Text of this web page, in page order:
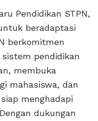
Pendidikan STPN,
beradaptasi
berkomitmen
pendidikan
membuka
mahasiswa, dan
menghadapi
dukungan